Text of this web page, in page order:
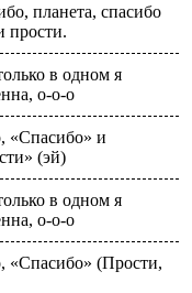
планета, спасибо
прости.
в одном я
о-о-о
«Спасибо» и
(эй)
в одном я
о-о-о
«Спасибо» (Прости,